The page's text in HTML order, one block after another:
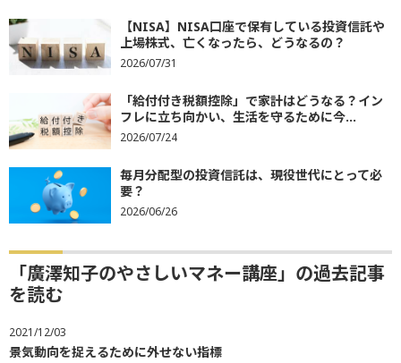
【NISA】NISA口座で保有している投資信託や
上場株式、亡くなったら、どうなるの？
2026/07/31
「給付付き税額控除」で家計はどうなる？イン
フレに立ち向かい、生活を守るために今...
2026/07/24
毎月分配型の投資信託は、現役世代にとって必
要？
2026/06/26
「廣澤知子のやさしいマネー講座」の過去記事
を読む
2021/12/03
景気動向を捉えるために外せない指標